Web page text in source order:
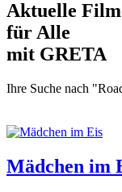
Aktuelle
für Alle
mit GRETA
Ihre Suche nach
Mädchen im